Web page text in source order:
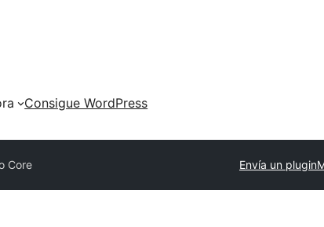
Consigue WordPress
Core Envía un plugin